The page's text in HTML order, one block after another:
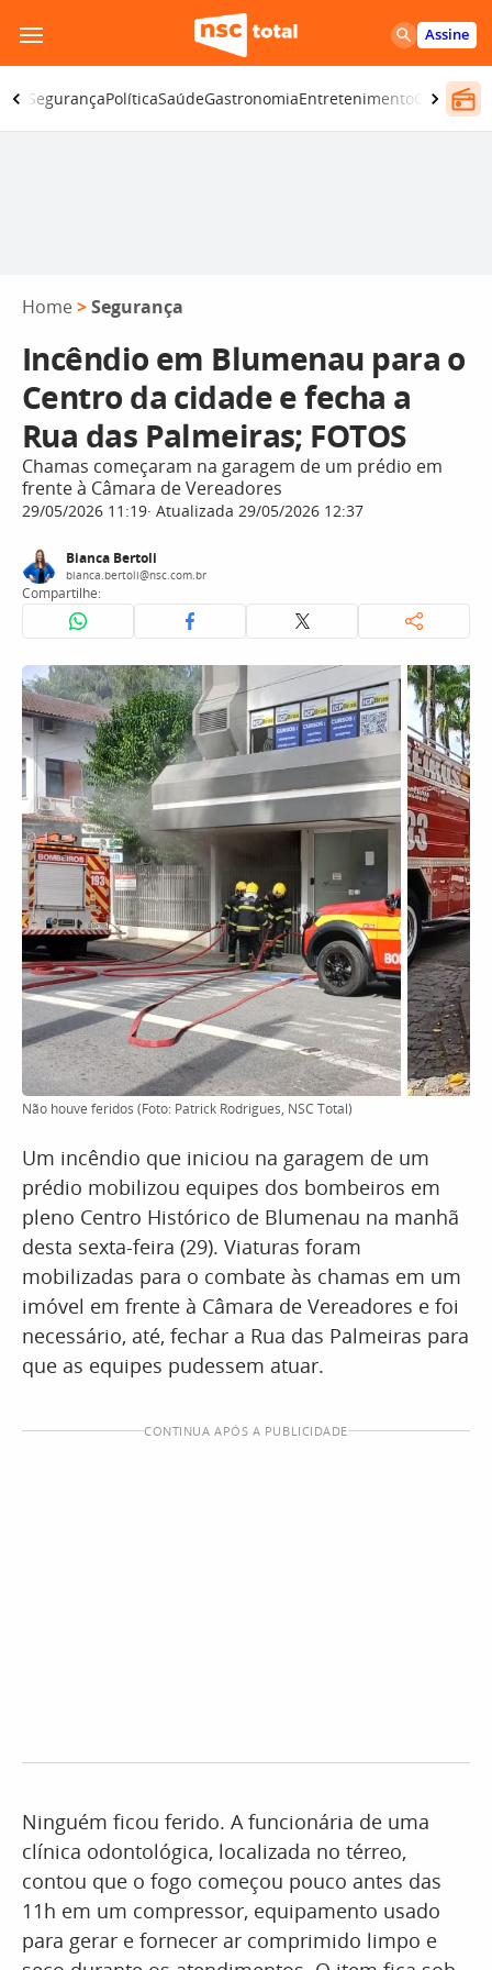
para
o
conteúdo
Assine
SegurançaPolíticaSaúdeGastronomiaEntretenimentoCBN
Home >Segurança
Incêndio em Blumenau para o
Centro da cidade e fecha a
Rua das Palmeiras; FOTOS
Chamas começaram na garagem de um prédio em
frente à Câmara de Vereadores
29/05/2026 11:19 Atualizada 29/05/2026 12:37
Bianca Bertoli
bianca.bertoli@nsc.com.br
Compartilhe:
Não houve feridos (Foto: Patrick Rodrigues, NSC Total)
Um incêndio que iniciou na garagem de um
prédio mobilizou equipes dos bombeiros em
pleno Centro Histórico de Blumenau na manhã
desta sexta-feira (29). Viaturas foram
mobilizadas para o combate às chamas em um
imóvel em frente à Câmara de Vereadores e foi
necessário, até, fechar a Rua das Palmeiras para
que as equipes pudessem atuar.
CONTINUA APÓS A PUBLICIDADE
Ninguém ficou ferido. A funcionária de uma
clínica odontológica, localizada no térreo,
contou que o fogo começou pouco antes das
11h em um compressor, equipamento usado
para gerar e fornecer ar comprimido limpo e